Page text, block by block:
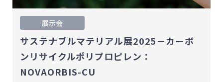
展示会
サステナブルマテリアル展2025－カーボ
ンリサイクルポリプロピレン：
NOVAORBIS-CU